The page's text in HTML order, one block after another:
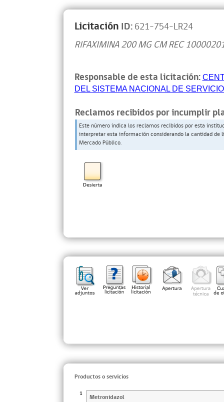
Licitación ID:621-754-LR24
RIFAXIMINA 200 MG CM REC
Responsable de esta licitación:
DEL SISTEMA NACIONAL DE
Reclamos recibidos por incumplir
Este número indica los reclamos recibidos por esta
interpretar esta información considerando la cantidad
Mercado Público.
Productos o servicios
1
Metronidazol